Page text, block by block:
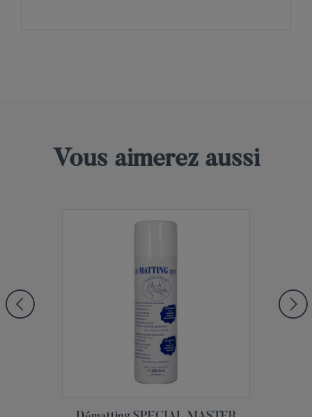
Vous aimerez aussi
Aperçu rapide